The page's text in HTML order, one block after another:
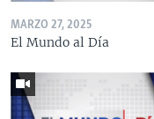
MARZO 27, 2025
El Mundo al Día